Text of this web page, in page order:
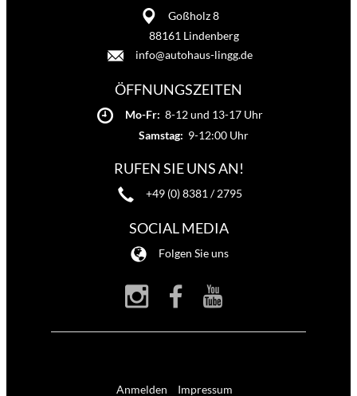
Goßholz 8
88161 Lindenberg
info@autohaus-lingg.de
ÖFFNUNGSZEITEN
Mo-Fr: 8-12 und 13-17 Uhr
Samstag: 9-12:00 Uhr
RUFEN SIE UNS AN!
+49 (0) 8381 / 2795
SOCIAL MEDIA
Folgen Sie uns
Anmelden Impressum